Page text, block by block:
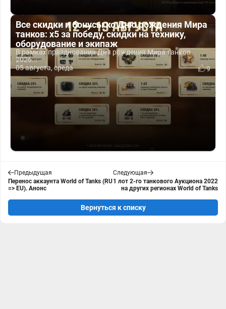
Все скидки и бонусы ко Дню рождения Мира
танков: x5 за победу, скидки на технику,
оборудование и экипаж
В рамках празднования Дня рождения Мира танков
2026...
05 августа, среда
9
Предыдущая
Перенос аккаунта World of Tanks (RU
=> EU). Анонс
Следующая
1 лот 2-го танкового Аукциона 2022
на других регионах World of Tanks
Вернуться к списку